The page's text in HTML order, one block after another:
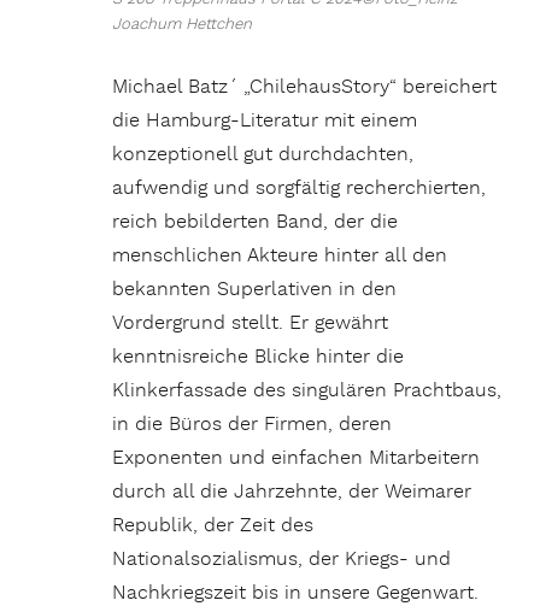
Joachum Hettchen
Michael Batz´ „ChilehausStory“ bereichert
die Hamburg-Literatur mit einem
konzeptionell gut durchdachten,
aufwendig und sorgfältig recherchierten,
reich bebilderten Band, der die
menschlichen Akteure hinter all den
bekannten Superlativen in den
Vordergrund stellt. Er gewährt
kenntnisreiche Blicke hinter die
Klinkerfassade des singulären Prachtbaus,
in die Büros der Firmen, deren
Exponenten und einfachen Mitarbeitern
durch all die Jahrzehnte, der Weimarer
Republik, der Zeit des
Nationalsozialismus, der Kriegs- und
Nachkriegszeit bis in unsere Gegenwart.